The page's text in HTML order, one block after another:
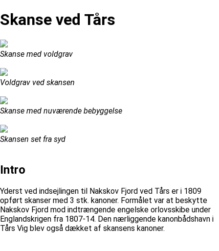
Skanse ved Tårs
Skanse med voldgrav
Voldgrav ved skansen
Skanse med nuværende bebyggelse
Skansen set fra syd
Intro
Yderst ved indsejlingen til Nakskov Fjord ved Tårs er i 1809
opført skanser med 3 stk. kanoner. Formålet var at beskytte
Nakskov Fjord mod indtrængende engelske orlovsskibe under
Englandskrigen fra 1807-14. Den nærliggende kanonbådshavn i
Tårs Vig blev også dækket af skansens kanoner.